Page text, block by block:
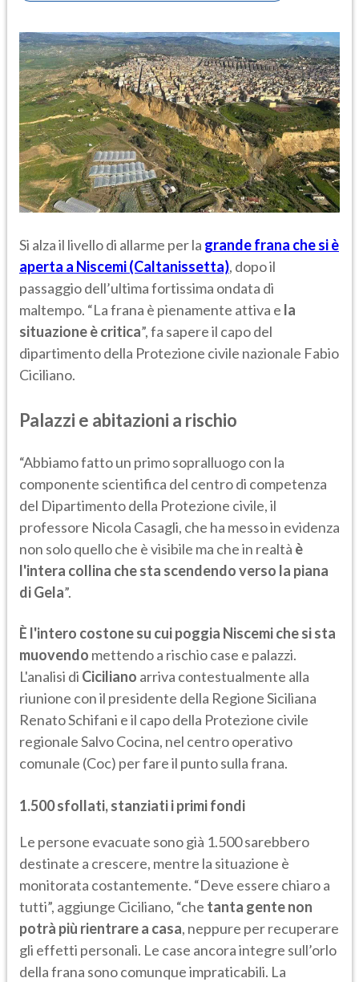
Si alza il livello di allarme per la grande frana che si è
aperta a Niscemi (Caltanissetta), dopo il
passaggio dell’ultima fortissima ondata di
maltempo. “La frana è pienamente attiva e la
situazione è critica”, fa sapere il capo del
dipartimento della Protezione civile nazionale Fabio
Ciciliano.
Palazzi e abitazioni a rischio
“Abbiamo fatto un primo sopralluogo con la
componente scientifica del centro di competenza
del Dipartimento della Protezione civile, il
professore Nicola Casagli, che ha messo in evidenza
non solo quello che è visibile ma che in realtà è
l'intera collina che sta scendendo verso la piana
di Gela”.
È l'intero costone su cui poggia Niscemi che si sta
muovendo mettendo a rischio case e palazzi.
L'analisi di Ciciliano arriva contestualmente alla
riunione con il presidente della Regione Siciliana
Renato Schifani e il capo della Protezione civile
regionale Salvo Cocina, nel centro operativo
comunale (Coc) per fare il punto sulla frana.
1.500 sfollati, stanziati i primi fondi
Le persone evacuate sono già 1.500 sarebbero
destinate a crescere, mentre la situazione è
monitorata costantemente. “Deve essere chiaro a
tutti”, aggiunge Ciciliano, “che tanta gente non
potrà più rientrare a casa, neppure per recuperare
gli effetti personali. Le case ancora integre sull’orlo
della frana sono comunque impraticabili. La